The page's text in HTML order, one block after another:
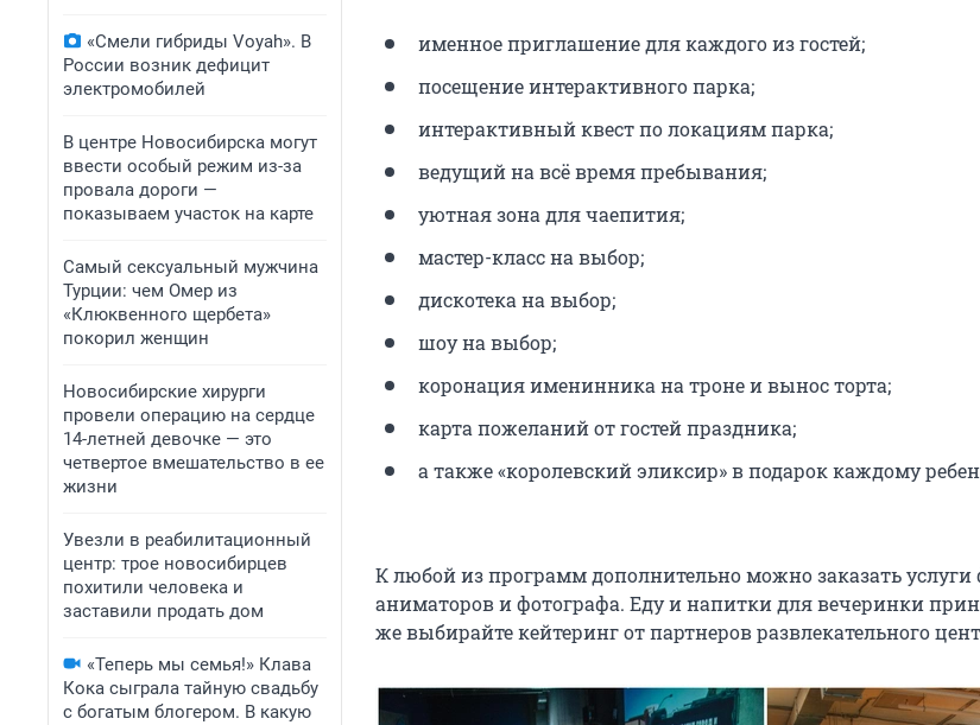
«Смели гибриды Voyah». В
России возник дефицит
электромобилей
В центре Новосибирска могут
ввести особый режим из-за
провала дороги —
показываем участок на карте
Самый сексуальный мужчина
Турции: чем Омер из
«Клюквенного щербета»
покорил женщин
Новосибирские хирурги
провели операцию на сердце
14-летней девочке — это
четвертое вмешательство в ее
жизни
Увезли в реабилитационный
центр: трое новосибирцев
похитили человека и
заставили продать дом
«Теперь мы семья!» Клава
Кока сыграла тайную свадьбу
с богатым блогером. В какую
именное приглашение для каждого из гостей;
посещение интерактивного парка;
интерактивный квест по локациям парка;
ведущий на всё время пребывания;
уютная зона для чаепития;
мастер-класс на выбор;
дискотека на выбор;
шоу на выбор;
коронация именинника на троне и вынос торта;
карта пожеланий от гостей праздника;
а также «королевский эликсир» в подарок каждому
К любой из программ дополнительно можно заказать услуги
аниматоров и фотографа. Еду и напитки для вечеринки
же выбирайте кейтеринг от партнеров развлекательного